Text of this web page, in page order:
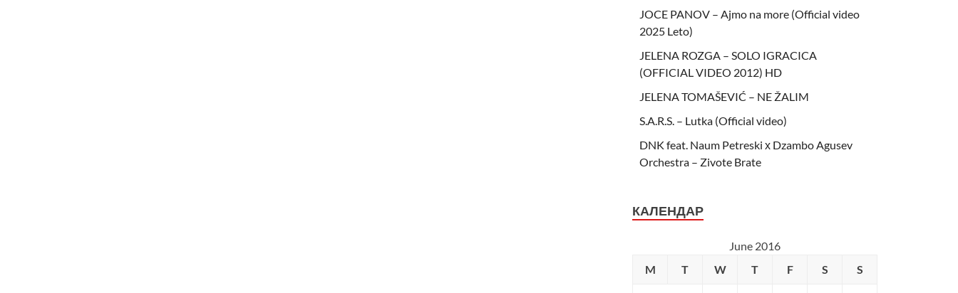
JOCE PANOV – Ajmo na more (Official video
2025 Leto)
JELENA ROZGA – SOLO IGRACICA
(OFFICIAL VIDEO 2012) HD
JELENA TOMAŠEVIĆ – NE ŽALIM
S.A.R.S. – Lutka (Official video)
DNK feat. Naum Petreski х Dzambo Agusev
Orchestra – Zivote Brate
КАЛЕНДАР
June 2016
M
T W T F S S